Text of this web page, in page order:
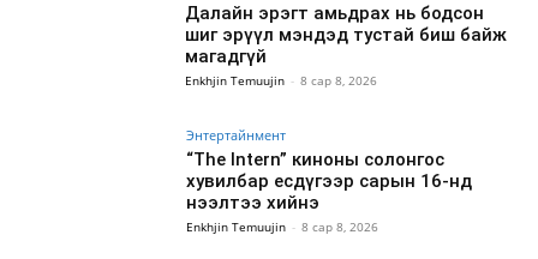
Далайн эрэгт амьдрах нь бодсон
шиг эрүүл мэндэд тустай биш байж
магадгүй
Enkhjin Temuujin - 8 сар 8, 2026
Энтертайнмент
“The Intern” киноны солонгос
хувилбар есдүгээр сарын 16-нд
нээлтээ хийнэ
Enkhjin Temuujin - 8 сар 8, 2026